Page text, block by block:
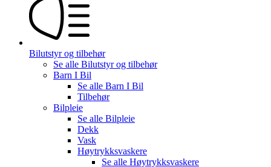
Bilutstyr og tilbehør
Se alle Bilutstyr og tilbehør
Barn I Bil
Se alle Barn I Bil
Tilbehør
Bilpleie
Se alle Bilpleie
Dekk
Vask
Høytrykksvaskere
Se alle Høytrykksvaskere